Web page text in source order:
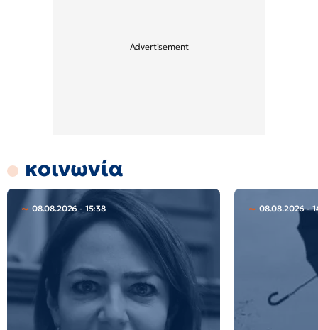
κοινωνία
08.08.2026 - 15:38 08.08.2026 -